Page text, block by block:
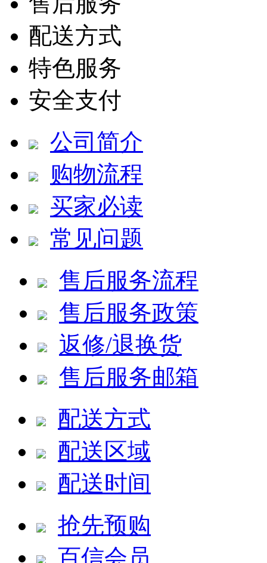
配送方式
特色服务
安全支付
公司简介
购物流程
买家必读
常见问题
售后服务流程
售后服务政策
返修/退换货
售后服务邮箱
配送方式
配送区域
配送时间
抢先预购
百信会员